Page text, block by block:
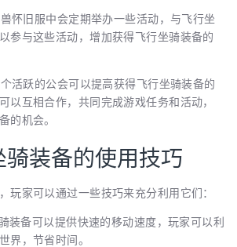
怀旧服中会定期举办一些活动，与飞行坐
参与这些活动，增加获得飞行坐骑装备的
活跃的公会可以提高获得飞行坐骑装备的
以互相合作，共同完成游戏任务和活动，
的机会。
装备的使用技巧
玩家可以通过一些技巧来充分利用它们：
装备可以提供快速的移动速度，玩家可以利
界，节省时间。